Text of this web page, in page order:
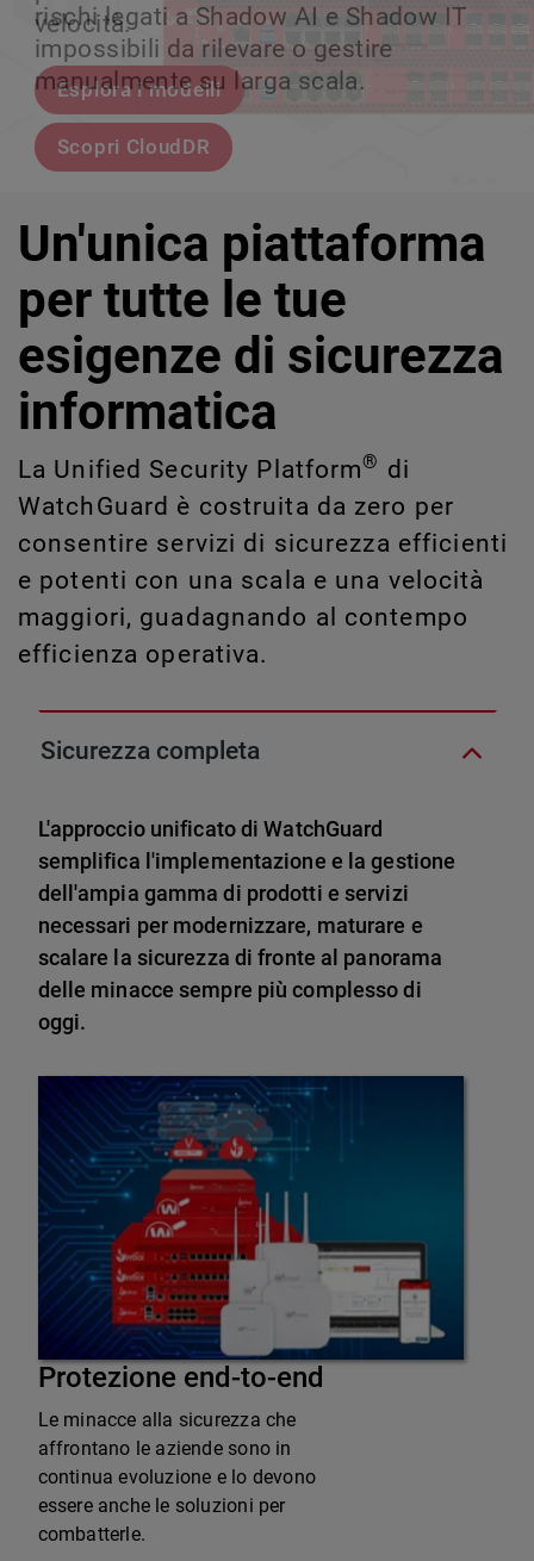
velocità.
Esplora i modelli
rischi legati a Shadow AI e Shadow IT
impossibili da rilevare o gestire
manualmente su larga scala.
Scopri CloudDR
tuo team può crescere senza perdere il
controllo.
Scopri Rai
scalabile.
Scopri WatchGuard EDR
Un'unica piattaforma
per tutte le tue
esigenze di sicurezza
informatica
La Unified Security Platform® di
WatchGuard è costruita da zero per
consentire servizi di sicurezza efficienti
e potenti con una scala e una velocità
maggiori, guadagnando al contempo
efficienza operativa.
Sicurezza completa
L'approccio unificato di WatchGuard
semplifica l'implementazione e la gestione
dell'ampia gamma di prodotti e servizi
necessari per modernizzare, maturare e
scalare la sicurezza di fronte al panorama
delle minacce sempre più complesso di
oggi.
Protezione end-to-end
Le minacce alla sicurezza che
affrontano le aziende sono in
continua evoluzione e lo devono
essere anche le soluzioni per
combatterle.